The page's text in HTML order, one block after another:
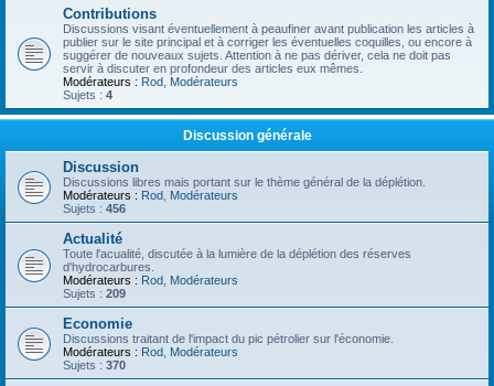
Contributions
Discussions visant éventuellement à peaufiner avant publication les articles à
publier sur le site principal et à corriger les éventuelles coquilles, ou encore à
suggérer de nouveaux sujets. Attention à ne pas dériver, cela ne doit pas
servir à discuter en profondeur des articles eux mêmes.
Modérateurs : Rod Modérateurs
Sujets : 4
Discussion générale
Discussion
Discussions libres mais portant sur le thème général de la déplétion.
Modérateurs : Rod Modérateurs
Sujets : 456
Actualité
Toute l'acualité, discutée à la lumière de la déplétion des réserves
d'hydrocarbures.
Modérateurs : Rod Modérateurs
Sujets : 209
Economie
Discussions traitant de l'impact du pic pétrolier sur l'économie.
Modérateurs : Rod Modérateurs
Sujets : 370